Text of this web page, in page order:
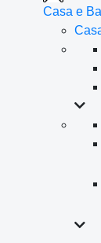
Casa e